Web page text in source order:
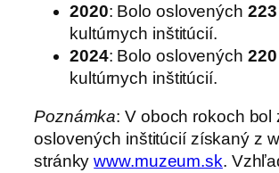
2020: Bolo oslovených 223
kultúrnych inštitúcií.
2024: Bolo oslovených 220
kultúrnych inštitúcií.
Poznámka: V oboch rokoch bol
oslovených inštitúcií získaný z
stránkywww.muzeum.sk.